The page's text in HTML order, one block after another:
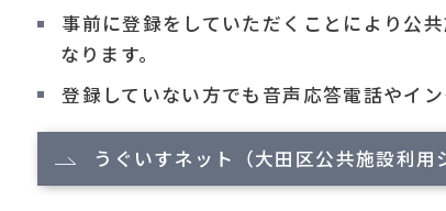
事前に登録をしていただくことにより公
なります。
登録していない方でも音声応答電話やイ
うぐいすネット（大田区公共施設利用